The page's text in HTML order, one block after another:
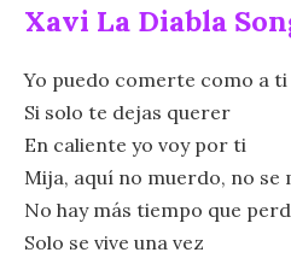
Xavi La Diabla
Yo puedo comerte como a
Si solo te dejas querer
En caliente yo voy por ti
Mija, aquí no muerdo, no se
No hay más tiempo que
Solo se vive una vez